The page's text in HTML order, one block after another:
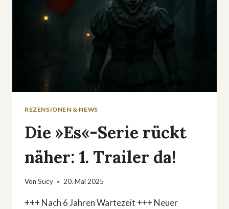
REZENSIONEN & NEWS
Die »Es«-Serie rückt
näher: 1. Trailer da!
Von Sucy 20. Mai 2025
+++ Nach 6 Jahren Wartezeit +++ Neuer